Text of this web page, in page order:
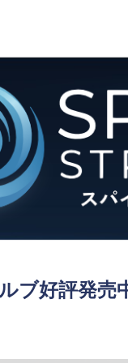
ブ好評発売